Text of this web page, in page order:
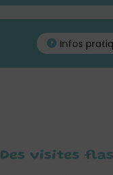
Infos
Des visites